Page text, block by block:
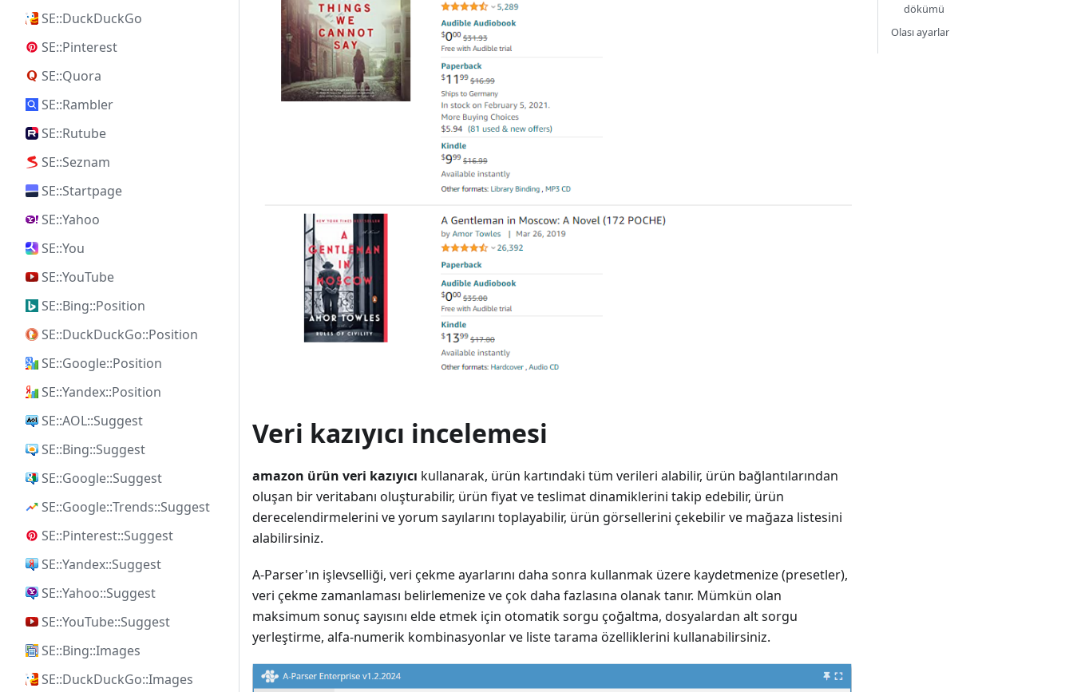
SE::DuckDuckGo
SE::Pinterest
SE::Quora
SE::Rambler
SE::Rutube
SE::Seznam
SE::Startpage
SE::Yahoo
SE::You
SE::YouTube
SE::Bing::Position
SE::DuckDuckGo::Position
SE::Google::Position
SE::Yandex::Position
SE::AOL::Suggest
SE::Bing::Suggest
SE::Google::Suggest
SE::Google::Trends::Suggest
SE::Pinterest::Suggest
SE::Yandex::Suggest
SE::Yahoo::Suggest
SE::YouTube::Suggest
SE::Bing::Images
SE::DuckDuckGo::Images
Veri kazıyıcı incelemesi
amazon ürün veri kazıyıcı kullanarak, ürün kartındaki tüm verileri alabilir, ürün bağlantılarından
oluşan bir veritabanı oluşturabilir, ürün fiyat ve teslimat dinamiklerini takip edebilir, ürün
derecelendirmelerini ve yorum sayılarını toplayabilir, ürün görsellerini çekebilir ve mağaza listesini
alabilirsiniz.
A-Parser'ın işlevselliği, veri çekme ayarlarını daha sonra kullanmak üzere kaydetmenize (presetler),
veri çekme zamanlaması belirlemenize ve çok daha fazlasına olanak tanır. Mümkün olan
maksimum sonuç sayısını elde etmek için otomatik sorgu çoğaltma, dosyalardan alt sorgu
yerleştirme, alfa-numerik kombinasyonlar ve liste tarama özelliklerini kullanabilirsiniz.
dökümü
Olası ayarlar